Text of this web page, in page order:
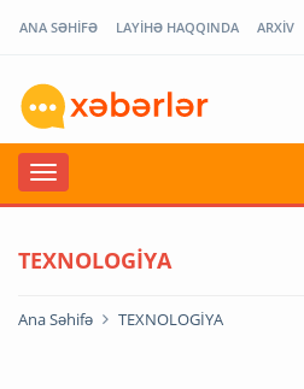
ANA SƏHİFƏ LAYİHƏ HAQQINDA ARXİV
TEXNOLOGİYA
Ana Səhifə TEXNOLOGİYA